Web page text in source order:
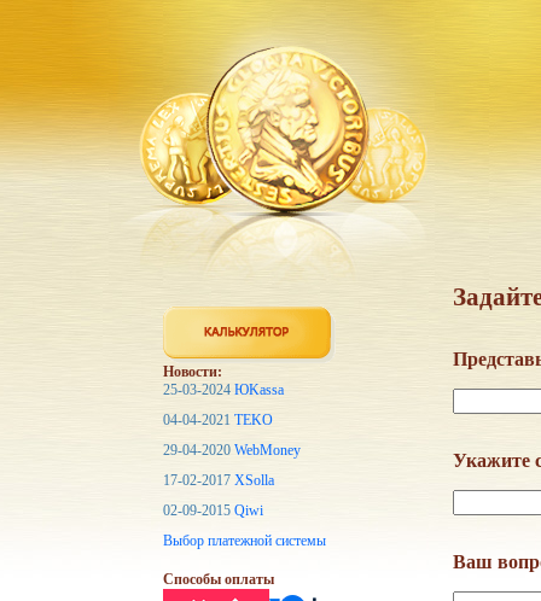
Укажите
Ваш
Новости:
25-03-2024 ЮKassa
04-04-2021 TEKO
29-04-2020 WebMoney
17-02-2017 XSolla
02-09-2015 Qiwi
Выбор платежной системы
Способы оплаты